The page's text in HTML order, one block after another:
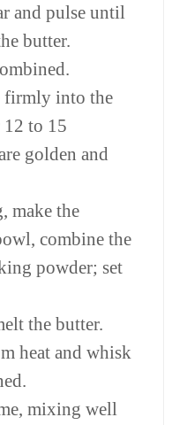
and pulse until
butter.
firmly into the
12 to 15
golden and
make the
combine the
powder; set
the butter.
heat and whisk
mixing well